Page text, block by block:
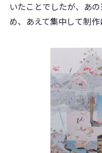
いたことでしたが、あ
め、あえて集中して制作